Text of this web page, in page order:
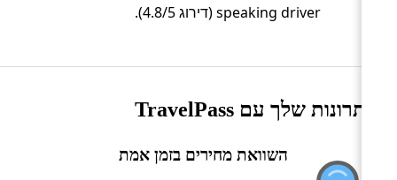
speaking driver (דירוג 4.8/5).
היתרונות שלך עם TravelPass
השוואת מחירים בזמן אמת